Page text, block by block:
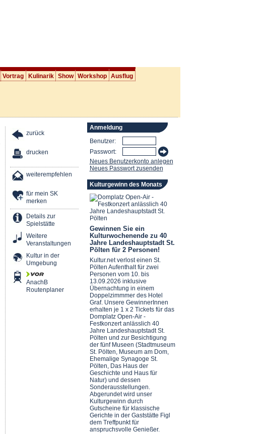
Vortrag Kulinarik Show Workshop Ausflug
zurück
drucken
weiterempfehlen
für mein SK
merken
Details zur
Spielstätte
Weitere
Veranstaltungen
Kultur in der
Umgebung
AnachB
Routenplaner
Anmeldung
Benutzer:
Passwort:
Neues Benutzerkonto anlegen
Neues Passwort zusenden
Kulturgewinn des Monats
Gewinnen Sie ein
Kulturwochenende zu 40
Jahre Landeshauptstadt St.
Pölten für 2 Personen!
Kultur.net verlost einen St.
Pölten Aufenthalt für zwei
Personen vom 10. bis
13.09.2026 inklusive
Übernachtung in einem
Doppelzimmmer des Hotel
Graf. Unsere GewinnerInnen
erhalten je 1 x 2 Tickets für das
Domplatz Open-Air -
Festkonzert anlässlich 40
Jahre Landeshauptstadt St.
Pölten und zur Besichtigung
der fünf Museen (Stadtmuseum
St. Pölten, Museum am Dom,
Ehemalige Synagoge St.
Pölten, Das Haus der
Geschichte und Haus für
Natur) und dessen
Sonderausstellungen.
Abgerundet wird unser
Kulturgewinn durch
Gutscheine für klassische
Gerichte in der Gaststätte Figl
dem Treffpunkt für
anspruchsvolle Genießer.